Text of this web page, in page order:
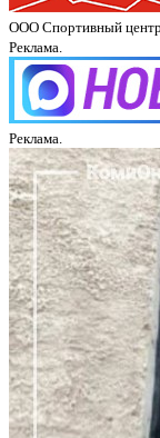
ООО Спортивный
Реклама.
Реклама.